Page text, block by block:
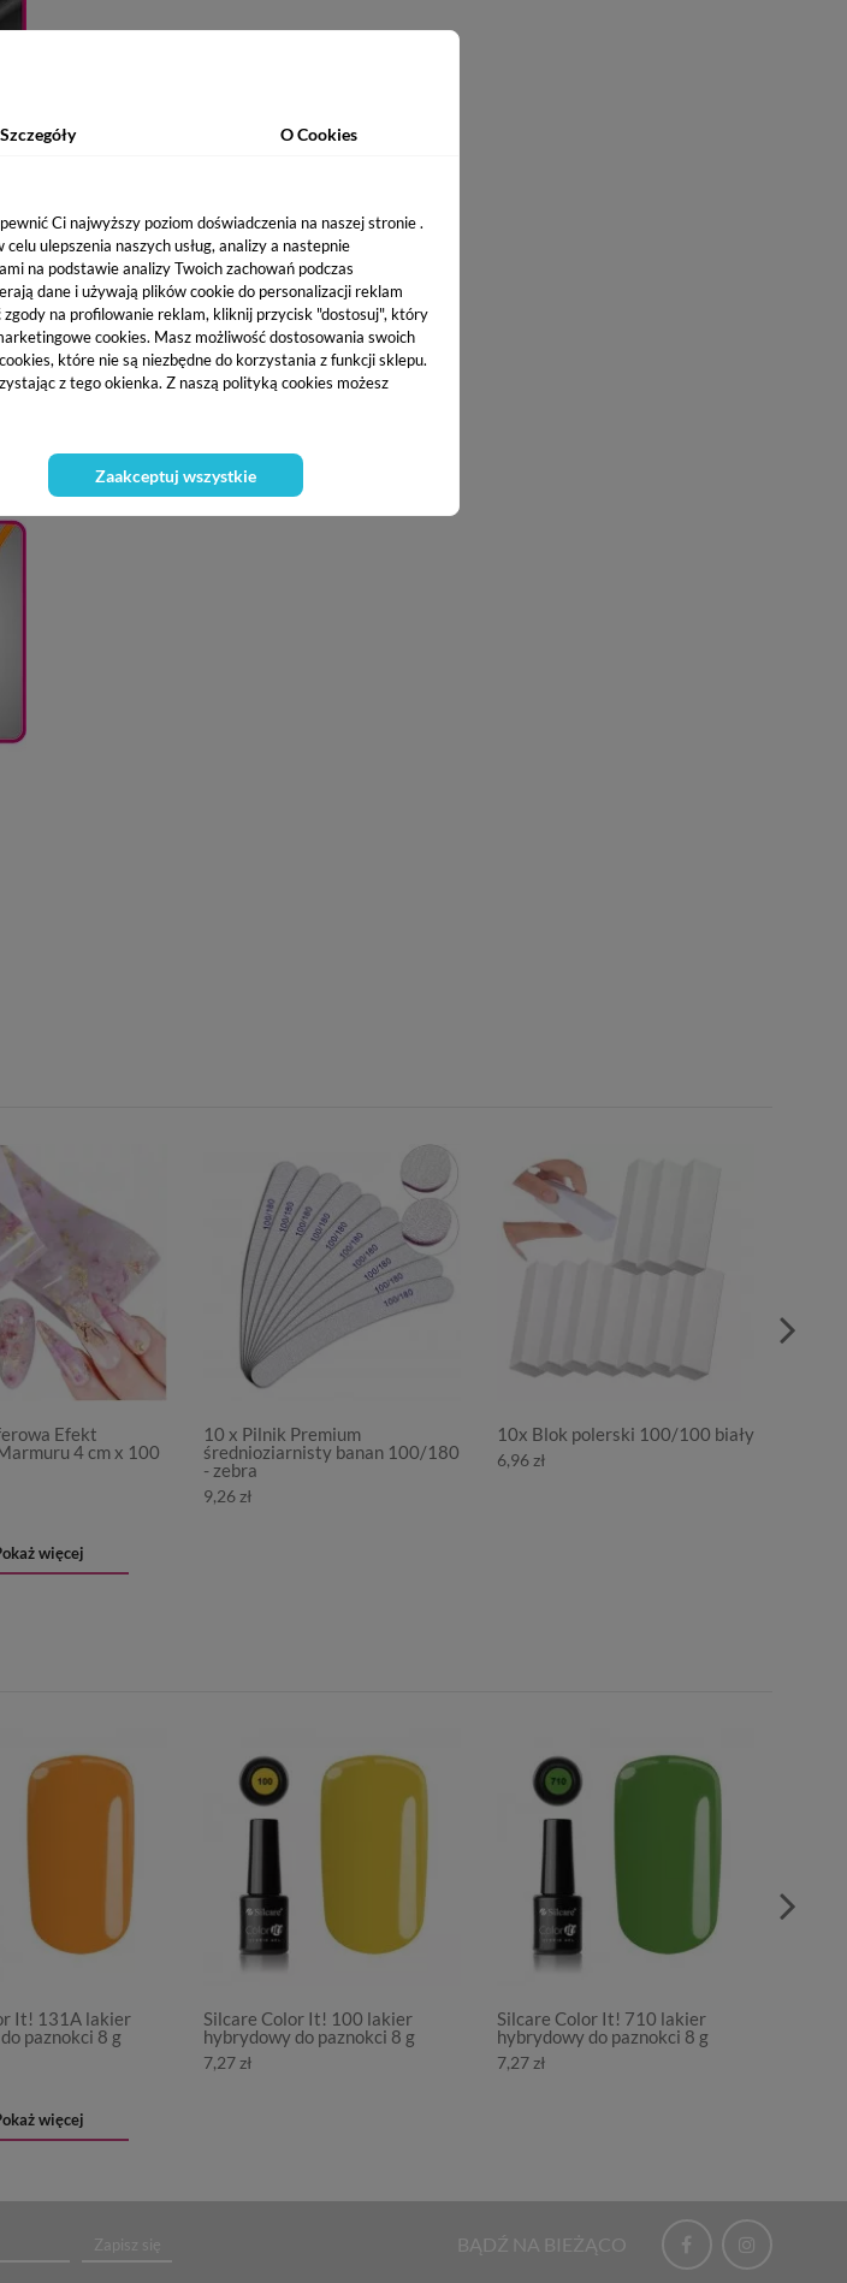
Szczegóły O Cookies
Ci najwyższy poziom doświadczenia na naszej stronie .
ulepszenia naszych usług, analizy a nastepnie
na podstawie analizy Twoich zachowań podczas
dane i używają plików cookie do personalizacji reklam
na profilowanie reklam, kliknij przycisk "dostosuj", który
cookies. Masz możliwość dostosowania swoich
które nie są niezbędne do korzystania z funkcji sklepu.
z tego okienka. Z naszą polityką cookies możesz
Zaakceptuj wszystkie
po nałożeniu i utrwaleniu w lampie UV Topa.
wydłużyć
Efekt
4 cm x 100
10 x Pilnik Premium
średnioziarnisty banan 100/180
- zebra
9,26 zł
10x Blok polerski 100/100 biały
6,96 zł
więcej
It! 131A lakier
paznokci 8 g
Silcare Color It! 100 lakier
hybrydowy do paznokci 8 g
7,27 zł
Silcare Color It! 710 lakier
hybrydowy do paznokci 8 g
7,27 zł
więcej
Zapisz się BĄDŹ NA BIEŻĄCO